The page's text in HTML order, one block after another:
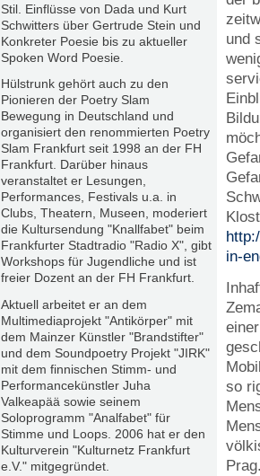
Stil. Einflüsse von Dada und Kurt
Schwitters über Gertrude Stein und
Konkreter Poesie bis zu aktueller
Spoken Word Poesie.
Hülstrunk gehört auch zu den
Pionieren der Poetry Slam
Bewegung in Deutschland und
organisiert den renommierten Poetry
Slam Frankfurt seit 1998 an der FH
Frankfurt. Darüber hinaus
veranstaltet er Lesungen,
Performances, Festivals u.a. in
Clubs, Theatern, Museen, moderiert
die Kultursendung "Knallfabet" beim
Frankfurter Stadtradio "Radio X", gibt
Workshops für Jugendliche und ist
freier Dozent an der FH Frankfurt.
Aktuell arbeitet er an dem
Multimediaprojekt "Antikörper" mit
dem Mainzer Künstler "Brandstifter"
und dem Soundpoetry Projekt "JIRK"
mit dem finnischen Stimm- und
Performancekünstler Juha
Valkeapää sowie seinem
Soloprogramm "Analfabet" für
Stimme und Loops. 2006 hat er den
Kulturverein "Kulturnetz Frankfurt
e.V." mitgegründet.
und
in-
so